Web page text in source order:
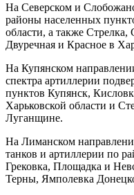
На Северском и
районы населенных
области, а также
Двуречная и Красное в
На Купянском
спектра артиллерии
пунктов Купянск,
Харьковской области и
Луганщине.
На Лиманском
танков и артиллерии по
Грековка, Площадка и
Терны, Ямполевка